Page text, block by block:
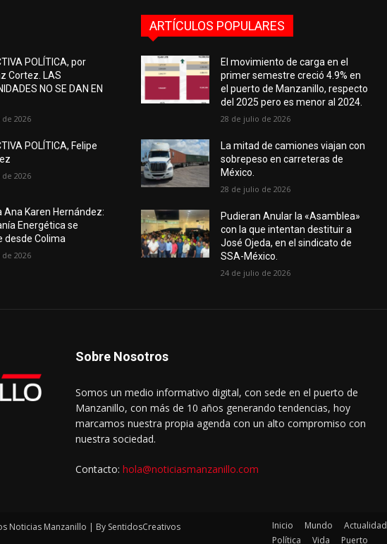
POLÍTICA, por
Cortez. LAS
NO SE DAN EN
2026
POLÍTICA, Felipe
2026
Ana Karen Hernández:
Energética se
desde Colima
2026
ARTÍCULOS POPULARES
El movimiento de carga en el
primer semestre creció 4.9% en
el puerto de Manzanillo, respecto
del 2025 pero es menor al 2024.
28 de julio de 2026
La mitad de camiones viajan con
sobrepeso en carreteras de
México.
28 de julio de 2026
Pudieran Anular la «Asamblea»
con la que intentan destituir a
José Ojeda, en el sindicato de
SSA-México.
24 de julio de 2026
Sobre Nosotros
Somos un medio informativo digital, con sede en el puerto de
Manzanillo, con más de 10 años generando tendencias, hoy
marcamos nuestra propia agenda con un alto compromiso con
nuestra sociedad.
Contacto: hola@noticiasmanzanillo.com
Noticias Manzanillo | By SentidosCreativos Inicio Mundo Actualidad
Política
Vida Puerto